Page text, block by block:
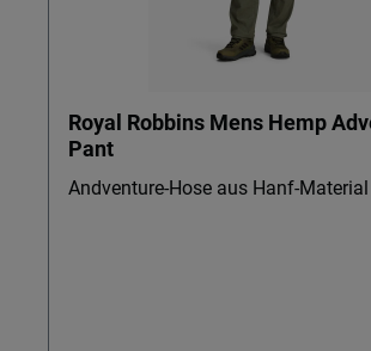
Royal Robbins Mens Hemp
Pant
Andventure-Hose aus Hanf-Material